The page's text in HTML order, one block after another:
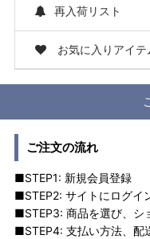
再入荷リスト
お気に入りアイテ
ご注文の流れ
■STEP1: 新規会員登録
■STEP2: サイトにログイ
■STEP3: 商品を選び、シ
■STEP4: 支払い方法、配